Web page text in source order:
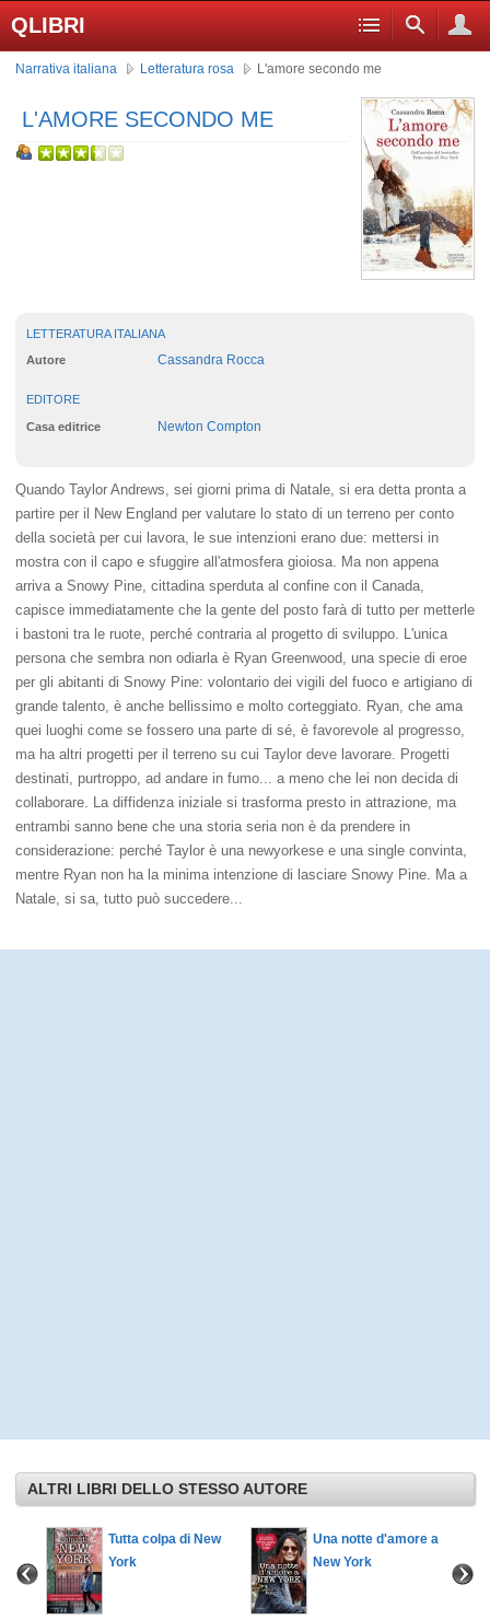
QLIBRI
Narrativa italiana Letteratura rosa L'amore secondo me
L'AMORE SECONDO ME
LETTERATURA ITALIANA
Autore Cassandra Rocca
EDITORE
Casa editrice Newton Compton
Quando Taylor Andrews, sei giorni prima di Natale, si era detta pronta a
partire per il New England per valutare lo stato di un terreno per conto
della società per cui lavora, le sue intenzioni erano due: mettersi in
mostra con il capo e sfuggire all'atmosfera gioiosa. Ma non appena
arriva a Snowy Pine, cittadina sperduta al confine con il Canada,
capisce immediatamente che la gente del posto farà di tutto per metterle
i bastoni tra le ruote, perché contraria al progetto di sviluppo. L'unica
persona che sembra non odiarla è Ryan Greenwood, una specie di eroe
per gli abitanti di Snowy Pine: volontario dei vigili del fuoco e artigiano di
grande talento, è anche bellissimo e molto corteggiato. Ryan, che ama
quei luoghi come se fossero una parte di sé, è favorevole al progresso,
ma ha altri progetti per il terreno su cui Taylor deve lavorare. Progetti
destinati, purtroppo, ad andare in fumo... a meno che lei non decida di
collaborare. La diffidenza iniziale si trasforma presto in attrazione, ma
entrambi sanno bene che una storia seria non è da prendere in
considerazione: perché Taylor è una newyorkese e una single convinta,
mentre Ryan non ha la minima intenzione di lasciare Snowy Pine. Ma a
Natale, si sa, tutto può succedere...
ALTRI LIBRI DELLO STESSO AUTORE
Tutta colpa di New
York
Una notte d'amore a
New York